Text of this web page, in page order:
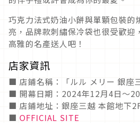
巧克力法式奶油小餅與單顆包裝的
亮，品牌款刺繡保冷袋也很受歡迎
高雅的名產送人吧！
店家資訊
■ 店鋪名稱：「ルル メリー 銀座
■ 開幕日期：2024年12月4日～
■ 店鋪地址：銀座三越 本館地下
■ OFFICIAL SITE